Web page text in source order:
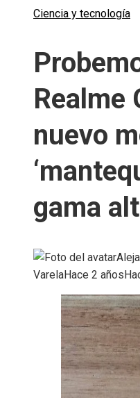
Ciencia y tecnología
Realme
nuevo
gama
VarelaHace 2 años